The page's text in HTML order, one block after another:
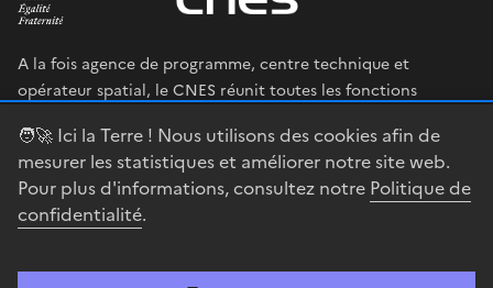
🧑‍🚀 Ici la Terre ! Nous utilisons des cookies afin de
mesurer les statistiques et améliorer notre site web.
Pour plus d'informations, consultez notre Politique de
confidentialité.
A la fois agence de programme, centre technique et
opérateur spatial, le CNES réunit toutes les fonctions
en œuvre sa stratégie spatiale.
legifrance.gouv.fr
gouvernement.fr